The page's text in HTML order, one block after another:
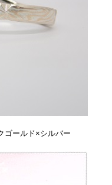
ゴールド×シルバー